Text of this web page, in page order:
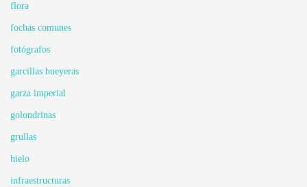
flora
fochas comunes
fotógrafos
garcillas bueyeras
garza imperial
golondrinas
grullas
hielo
infraestructuras